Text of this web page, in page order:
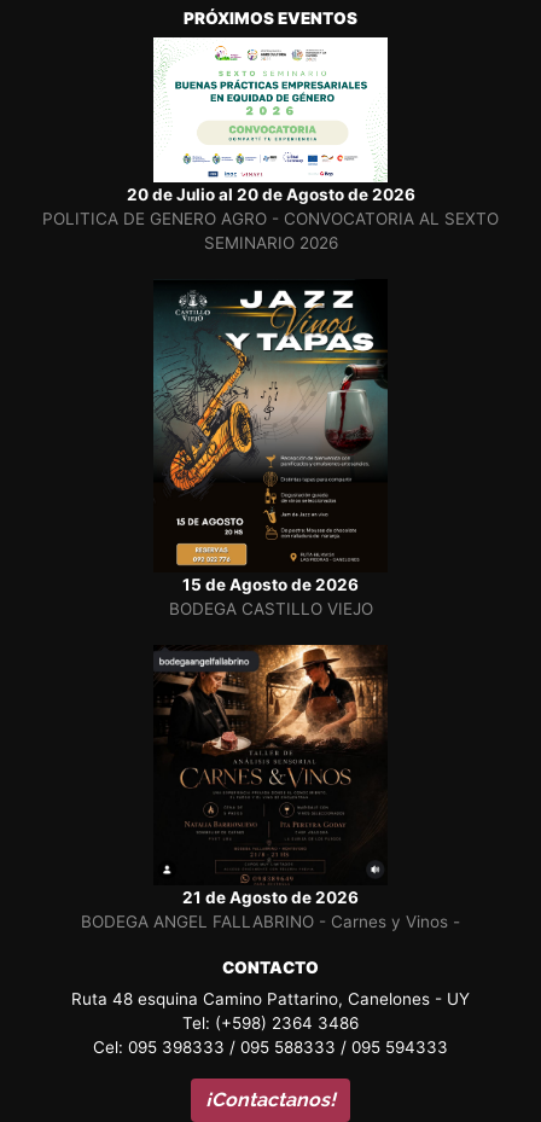
PRÓXIMOS EVENTOS
20 de Julio al 20 de Agosto de 2026
POLITICA DE GENERO AGRO - CONVOCATORIA AL SEXTO
SEMINARIO 2026
15 de Agosto de 2026
BODEGA CASTILLO VIEJO
21 de Agosto de 2026
BODEGA ANGEL FALLABRINO - Carnes y Vinos -
CONTACTO
Ruta 48 esquina Camino Pattarino, Canelones - UY
Tel: (+598) 2364 3486
Cel: 095 398333 / 095 588333 / 095 594333
¡Contactanos!